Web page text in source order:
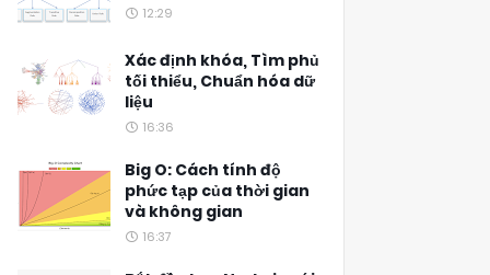
12:29
Xác định khóa, Tìm phủ
tối thiểu, Chuẩn hóa dữ
liệu
16:36
Big O: Cách tính độ
phức tạp của thời gian
và không gian
16:37